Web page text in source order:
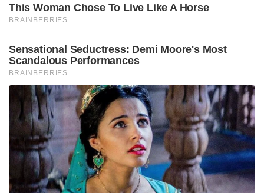
This Woman Chose To Live Like A Horse
BRAINBERRIES
Sensational Seductress: Demi Moore's Most
Scandalous Performances
BRAINBERRIES